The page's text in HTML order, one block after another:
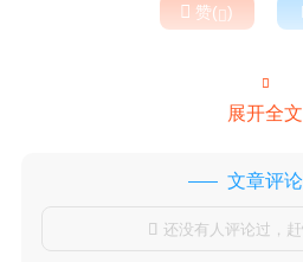
 赞()

展开全文
文章评论
 还没有人评论过，